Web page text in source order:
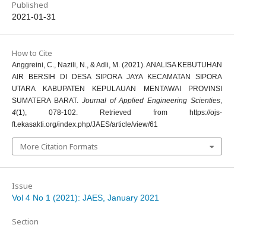
Published
2021-01-31
How to Cite
Anggreini, C., Nazili, N., & Adli, M. (2021). ANALISA KEBUTUHAN
AIR BERSIH DI DESA SIPORA JAYA KECAMATAN SIPORA
UTARA KABUPATEN KEPULAUAN MENTAWAI PROVINSI
SUMATERA BARAT. Journal of Applied Engineering Scienties,
4(1), 078-102. Retrieved from https://ojs-
ft.ekasakti.org/index.php/JAES/article/view/61
More Citation Formats
Issue
Vol 4 No 1 (2021): JAES, January 2021
Section